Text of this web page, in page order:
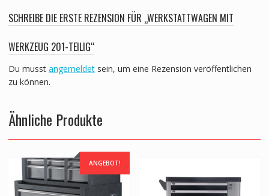
SCHREIBE DIE ERSTE REZENSION FÜR „WERKSTATTWAGEN MIT
WERKZEUG 201-TEILIG“
Du musst angemeldetsein, um eine Rezension veröffentlichen
zu können.
Ähnliche Produkte
ANGEBOT!